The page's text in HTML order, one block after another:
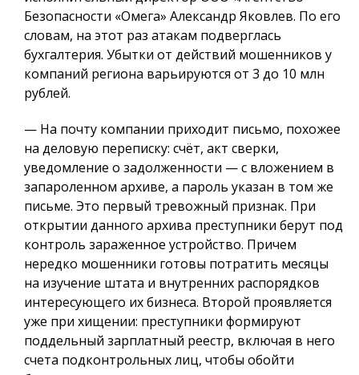
Безопасности «Омега» Александр Яковлев. По его
словам, на этот раз атакам подверглась
бухгалтерия. Убытки от действий мошенников у
компаний региона варьируются от 3 до 10 млн
рублей.
— На почту компании приходит письмо, похожее
на деловую переписку: счёт, акт сверки,
уведомление о задолженности — с вложением в
запароленном архиве, а пароль указан в том же
письме. Это первый тревожный признак. При
открытии данного архива преступники берут под
контроль зараженное устройство. Причем
нередко мошенники готовы потратить месяцы
на изучение штата и внутренних распорядков
интересующего их бизнеса. Второй проявляется
уже при хищении: преступники формируют
поддельный зарплатный реестр, включая в него
счета подконтрольных лиц, чтобы обойти